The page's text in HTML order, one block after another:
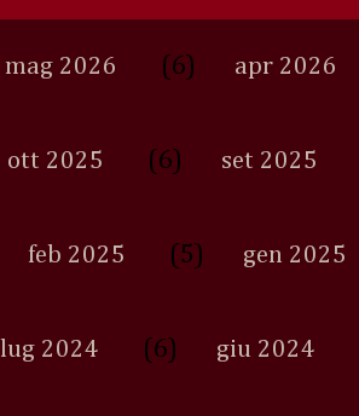
mag 2026 (6) apr 2026
ott 2025 (6) set 2025
feb 2025 (5) gen 2025
lug 2024 (6) giu 2024